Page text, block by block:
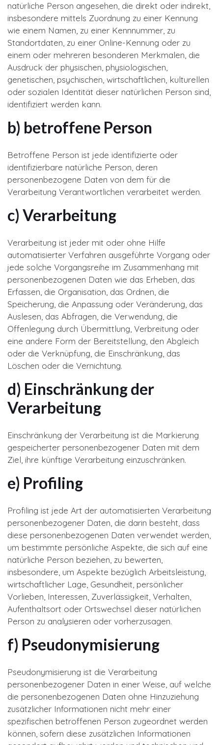
natürliche Person angesehen, die direkt oder indirekt,
insbesondere mittels Zuordnung zu einer Kennung
wie einem Namen, zu einer Kennnummer, zu
Standortdaten, zu einer Online-Kennung oder zu
einem oder mehreren besonderen Merkmalen, die
Ausdruck der physischen, physiologischen,
genetischen, psychischen, wirtschaftlichen, kulturellen
oder sozialen Identität dieser natürlichen Person sind,
identifiziert werden kann.
b) betroffene Person
Betroffene Person ist jede identifizierte oder
identifizierbare natürliche Person, deren
personenbezogene Daten von dem für die
Verarbeitung Verantwortlichen verarbeitet werden.
c) Verarbeitung
Verarbeitung ist jeder mit oder ohne Hilfe
automatisierter Verfahren ausgeführte Vorgang oder
jede solche Vorgangsreihe im Zusammenhang mit
personenbezogenen Daten wie das Erheben, das
Erfassen, die Organisation, das Ordnen, die
Speicherung, die Anpassung oder Veränderung, das
Auslesen, das Abfragen, die Verwendung, die
Offenlegung durch Übermittlung, Verbreitung oder
eine andere Form der Bereitstellung, den Abgleich
oder die Verknüpfung, die Einschränkung, das
Löschen oder die Vernichtung.
d) Einschränkung der
Verarbeitung
Einschränkung der Verarbeitung ist die Markierung
gespeicherter personenbezogener Daten mit dem
Ziel, ihre künftige Verarbeitung einzuschränken.
e) Profiling
Profiling ist jede Art der automatisierten Verarbeitung
personenbezogener Daten, die darin besteht, dass
diese personenbezogenen Daten verwendet werden,
um bestimmte persönliche Aspekte, die sich auf eine
natürliche Person beziehen, zu bewerten,
insbesondere, um Aspekte bezüglich Arbeitsleistung,
wirtschaftlicher Lage, Gesundheit, persönlicher
Vorlieben, Interessen, Zuverlässigkeit, Verhalten,
Aufenthaltsort oder Ortswechsel dieser natürlichen
Person zu analysieren oder vorherzusagen.
f) Pseudonymisierung
Pseudonymisierung ist die Verarbeitung
personenbezogener Daten in einer Weise, auf welche
die personenbezogenen Daten ohne Hinzuziehung
zusätzlicher Informationen nicht mehr einer
spezifischen betroffenen Person zugeordnet werden
können, sofern diese zusätzlichen Informationen